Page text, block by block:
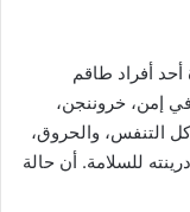
أحد أفراد طاقم
إمن، خروننجن،
التنفس، والحروق،
للسلامة. أن حالة